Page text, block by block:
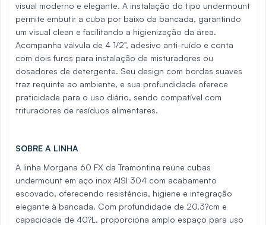
visual moderno e elegante. A instalação do tipo undermount
permite embutir a cuba por baixo da bancada, garantindo
um visual clean e facilitando a higienização da área.
Acompanha válvula de 4 1/2", adesivo anti-ruído e conta
com dois furos para instalação de misturadores ou
dosadores de detergente. Seu design com bordas suaves
traz requinte ao ambiente, e sua profundidade oferece
praticidade para o uso diário, sendo compatível com
trituradores de resíduos alimentares.
SOBRE A LINHA
A linha Morgana 60 FX da Tramontina reúne cubas
undermount em aço inox AISI 304 com acabamento
escovado, oferecendo resistência, higiene e integração
elegante à bancada. Com profundidade de 20,3?cm e
capacidade de 40?L, proporciona amplo espaço para uso